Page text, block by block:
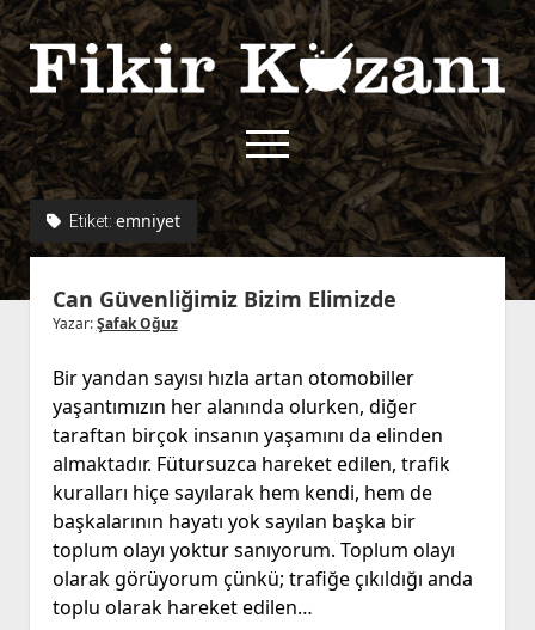
Fikir
Kazanı
menüyü
aç
twitterfacebook
rss
menüyü
Kullanım Koşulları
Çerez Politikası
İletişim
Kurallar
Etiket: emniyet
Can Güvenliğimiz Bizim Elimizde
Yazar:Şafak Oğuz
Bir yandan sayısı hızla artan otomobiller
yaşantımızın her alanında olurken, diğer
taraftan birçok insanın yaşamını da elinden
almaktadır. Fütursuzca hareket edilen, trafik
kuralları hiçe sayılarak hem kendi, hem de
başkalarının hayatı yok sayılan başka bir
toplum olayı yoktur sanıyorum. Toplum olayı
olarak görüyorum çünkü; trafiğe çıkıldığı anda
toplu olarak hareket edilen…